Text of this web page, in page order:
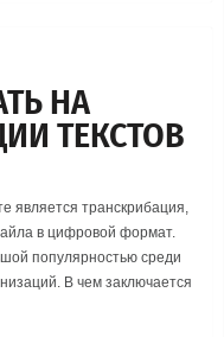
НА
ТЕКСТОВ
является транскрибация,
в цифровой формат.
популярностью среди
В чем заключается